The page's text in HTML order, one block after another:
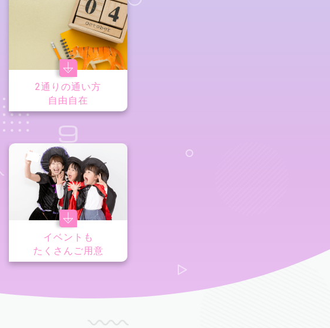
2通りの通い方
自由自在
9
イベントも
たくさんご用意